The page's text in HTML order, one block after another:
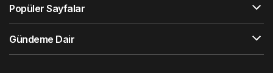
Popüler Sayfalar
Gündeme Dair